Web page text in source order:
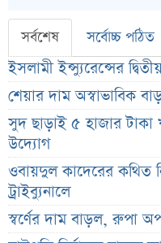
সর্বশেষ সর্বোচ্চ পঠিত
ইসলামী ইন্স্যুরেন্সের
শেয়ার দাম অস্বাভাবিক
সুদ ছাড়াই ৫ হাজার
উদ্যোগ
ওবায়দুল কাদেরের কথিত
ট্রাইব্যুনালে
স্বর্ণের দাম বাড়ল, রুপা